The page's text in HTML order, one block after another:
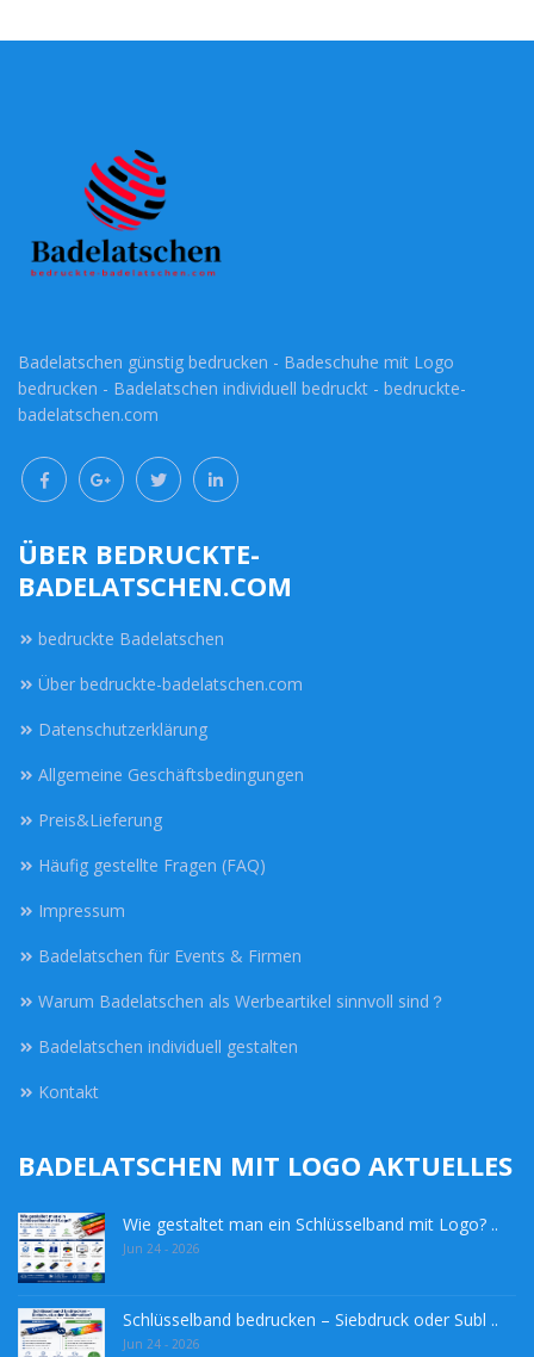
Badelatschen günstig bedrucken - Badeschuhe mit Logo
bedrucken - Badelatschen individuell bedruckt - bedruckte-
badelatschen.com
ÜBER BEDRUCKTE-
BADELATSCHEN.COM
bedruckte Badelatschen
Über bedruckte-badelatschen.com
Datenschutzerklärung
Allgemeine Geschäftsbedingungen
Preis&Lieferung
Häufig gestellte Fragen (FAQ)
Impressum
Badelatschen für Events & Firmen
Warum Badelatschen als Werbeartikel sinnvoll sind？
Badelatschen individuell gestalten
Kontakt
BADELATSCHEN MIT LOGO AKTUELLES
Wie gestaltet man ein Schlüsselband mit Logo? ..
Jun 24 - 2026
Schlüsselband bedrucken – Siebdruck oder Subl ..
Jun 24 - 2026